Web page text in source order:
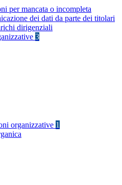
per mancata o incompleta
dei dati da parte dei titolari
dirigenziali
3
organizzative 1